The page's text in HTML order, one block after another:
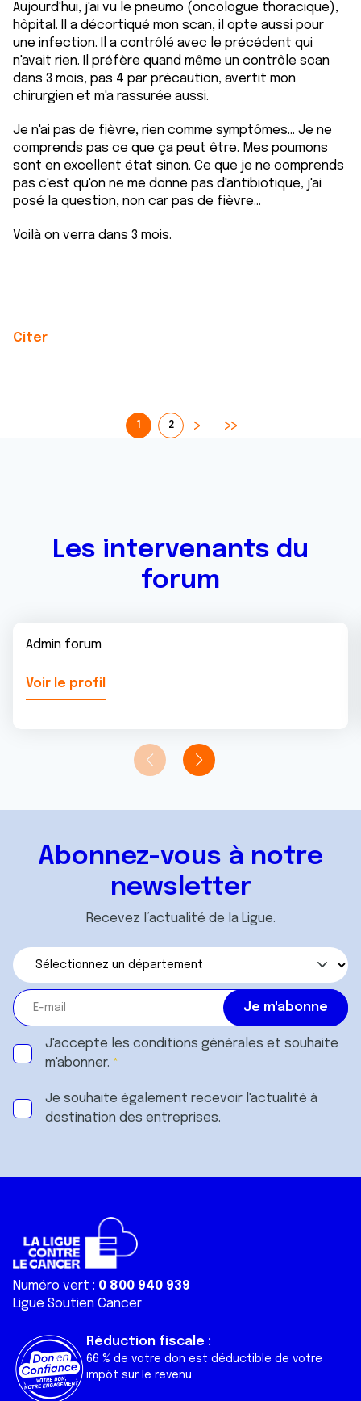
Aujourd'hui, j'ai vu le pneumo (oncologue thoracique),
hôpital. Il a décortiqué mon scan, il opte aussi pour
une infection. Il a contrôlé avec le précédent qui
n'avait rien. Il préfère quand même un contrôle scan
dans 3 mois, pas 4 par précaution, avertit mon
chirurgien et m'a rassurée aussi.
Je n'ai pas de fièvre, rien comme symptômes... Je ne
comprends pas ce que ça peut être. Mes poumons
sont en excellent état sinon. Ce que je ne comprends
pas c'est qu'on ne me donne pas d'antibiotique, j'ai
posé la question, non car pas de fièvre...
Voilà on verra dans 3 mois.
Citer
1 2
Les intervenants du
forum
Admin forum
Voir le profil
Abonnez-vous à notre
newsletter
Recevez l’actualité de la Ligue.
J'accepte les conditions générales et souhaite
m'abonner.
Je souhaite également recevoir l'actualité à
destination des entreprises.
Numéro vert : 0 800 940 939
Ligue Soutien Cancer
Réduction fiscale :
66 % de votre don est déductible de votre
impôt sur le revenu